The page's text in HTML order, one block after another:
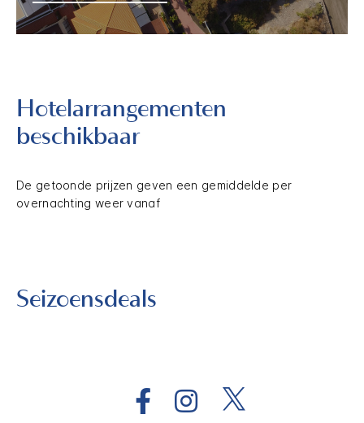
Hotelarrangementen
beschikbaar
De getoonde prijzen geven een gemiddelde per
overnachting weer vanaf
Seizoensdeals